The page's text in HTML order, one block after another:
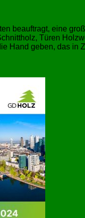
beauftragt, eine
Türen
Hand geben, das in